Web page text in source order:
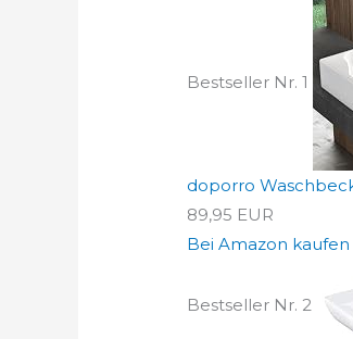
Bestseller Nr. 1
doporro
89,95 EUR
Bei Amazon kaufen
Bestseller Nr. 2